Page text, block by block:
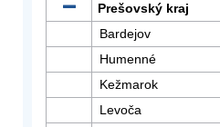
Prešovský kraj
Bardejov
Humenné
Kežmarok
Levoča